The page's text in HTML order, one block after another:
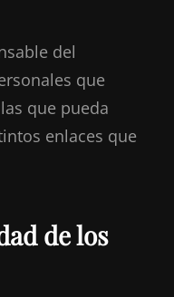
del
que
que pueda
enlaces que
de los